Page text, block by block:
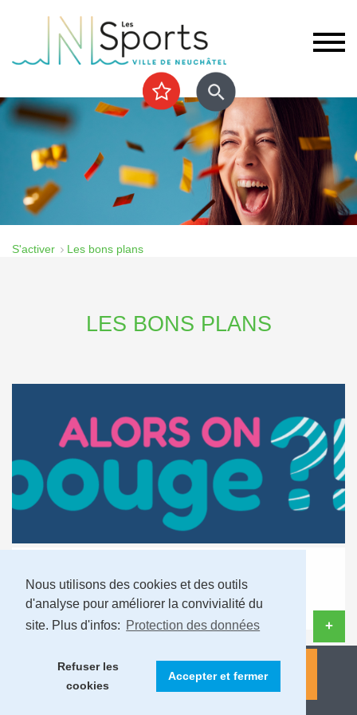
Nous utilisons des cookies et des outils
d'analyse pour améliorer la convivialité du
site. Plus d'infos: Protection des données
Refuser les
cookies
Accepter et fermer
S'activer Les bons plans
LES BONS PLANS
Alors on bouge ?!
Le rdv saisonnier
+